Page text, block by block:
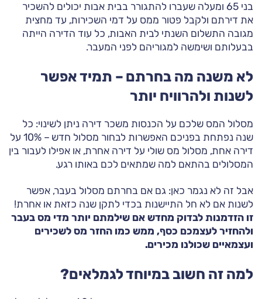
בני 65 ומעלה שעברו להתגורר בבית אבות יכולים להשכיר
את דירתם ולקבל פטור ממס על דמי השכירות, עד מחצית
מגובה התשלום השנתי לבית האבות, כל עוד הדירה הייתה
בבעלותם ושימשה למגוריהם לפני המעבר.
לא משנה מה בחרתם – תמיד אפשר
לשנות ולהרוויח יותר
מסלול המס שלכם על הכנסות משכר דירה ניתן לשינוי: כל
שנה נפתחת בפניכם האפשרות לבחור מסלול חדש – 10% על
דירה אחת, מסלול מס שולי על דירה אחרת, או אפילו לעבור בין
המסלולים בהתאם למה שמתאים לכם באותו רגע.
אבל זה לא נגמר כאן: גם אם בחרתם מסלול בעבר, אפשר
לשנות אם לא חל התיישנות בכדי לתקן שנה כזאת או אחרת!
זו הזדמנות לבדוק מחדש אם שילמתם יותר מדי מס בעבר
ולהחזיר לעצמכם כסף, ממש כמו החזר מס לשכירים
ועצמאיים שכולנו מכירים.
למה זה חשוב במיוחד לגמלאים?